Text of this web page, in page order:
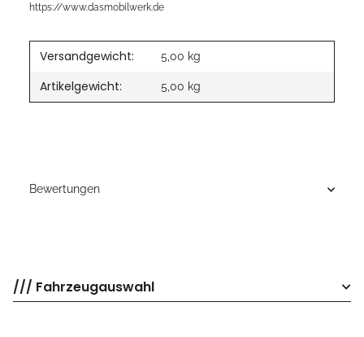
https://www.dasmobilwerk.de
Versandgewicht: 5,00 kg
Artikelgewicht: 5,00 kg
Bewertungen
/// Fahrzeugauswahl